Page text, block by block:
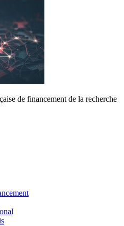
de financement de la recherche